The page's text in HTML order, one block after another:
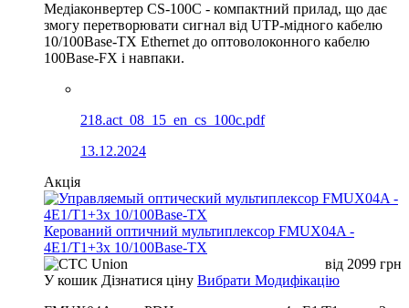
Медіаконвертер CS-100C - компактний прилад, що дає
змогу перетворювати сигнал від UTP-мідного кабелю
10/100Base-TX Ethernet до оптоволоконного кабелю
100Base-FX і навпаки.
218.act_08_15_en_cs_100c.pdf
13.12.2024
Акція
Керований оптичний мультиплексор FMUX04A -
4E1/T1+3x 10/100Base-TX
від 2099 грн
У кошик Дізнатися ціну Вибрати Модифікацію